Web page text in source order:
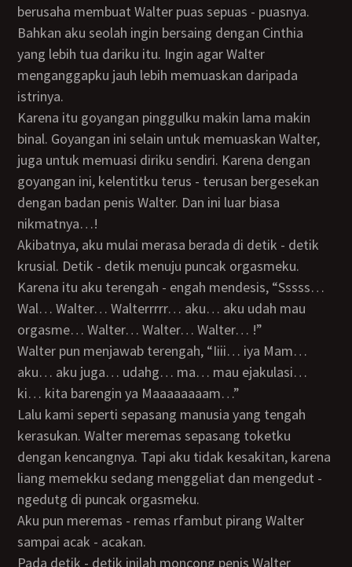
berusaha membuat Walter puas sepuas - puasnya.
Bahkan aku seolah ingin bersaing dengan Cinthia
yang lebih tua dariku itu. Ingin agar Walter
menganggapku jauh lebih memuaskan daripada
istrinya.
Karena itu goyangan pinggulku makin lama makin
binal. Goyangan ini selain untuk memuaskan Walter,
juga untuk memuasi diriku sendiri. Karena dengan
goyangan ini, kelentitku terus - terusan bergesekan
dengan badan penis Walter. Dan ini luar biasa
nikmatnya…!
Akibatnya, aku mulai merasa berada di detik - detik
krusial. Detik - detik menuju puncak orgasmeku.
Karena itu aku terengah - engah mendesis, “Sssss…
Wal… Walter… Walterrrrr… aku… aku udah mau
orgasme… Walter… Walter… Walter… !”
Walter pun menjawab terengah, “Iiii… iya Mam…
aku… aku juga… udahg… ma… mau ejakulasi…
ki… kita barengin ya Maaaaaaaam…”
Lalu kami seperti sepasang manusia yang tengah
kerasukan. Walter meremas sepasang toketku
dengan kencangnya. Tapi aku tidak kesakitan, karena
liang memekku sedang menggeliat dan mengedut -
ngedutg di puncak orgasmeku.
Aku pun meremas - remas rfambut pirang Walter
sampai acak - acakan.
Pada detik - detik inilah moncong penis Walter